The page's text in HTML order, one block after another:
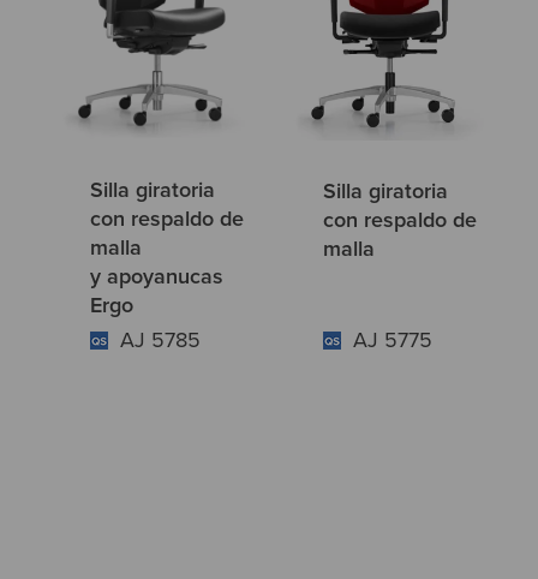
Silla giratoria
con respaldo de
malla
y apoyanucas
Ergo
AJ 5785
Silla giratoria
con respaldo de
malla
AJ 5775